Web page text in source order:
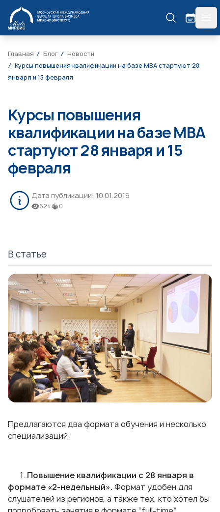
МИРБИС
Главная Блог
Новости
Курсы повышения квалификации на базе МВА стартуют 28
января и 15 февраля
Курсы повышения
квалификации на базе МВА
стартуют 28 января и 15
февраля
Дата публикации: 10.01.2019
624 0
В статье
Предлагаются два формата обучения и несколько
специализаций:
1. Повышение квалификации с 28 января в
формате «2-недельный». Формат удобен для
слушателей из регионов, а также тех, кто хотел бы